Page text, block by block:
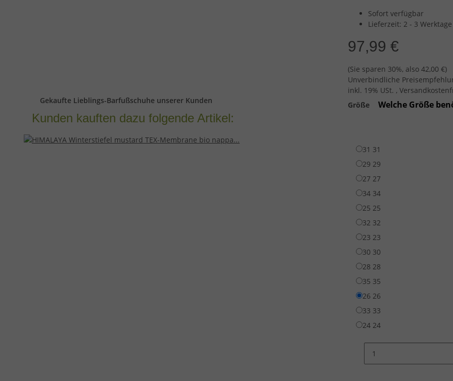
Gekaufte Lieblings-Barfußschuhe unserer Kunden
Kunden kauften dazu folgende Artikel:
Sofort verfügbar
Lieferzeit: 2 - 3 Werktage
97,99 €
(Sie sparen 30%, also 42,00 €)
Unverbindliche
inkl. 19% USt. ,
Größe
Welche Größe
31 31
29 29
27 27
34 34
25 25
32 32
23 23
30 30
28 28
35 35
26 26
33 33
24 24